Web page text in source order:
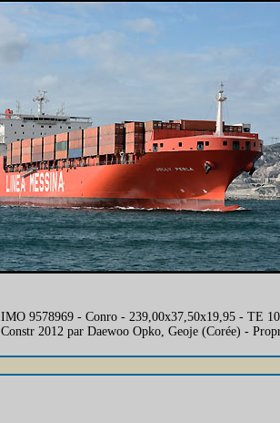
IMO 9578969 - Conro - 239,00x37,50x19,95 - TE
Constr 2012 par Daewoo Opko, Geoje (Corée) -